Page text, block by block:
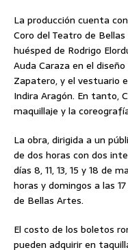
La producción cuenta
Coro del Teatro de
huésped de Rodrigo
Auda Caraza en el
Zapatero, y el vestuario
Indira Aragón. En tanto,
maquillaje y la
La obra, dirigida a un
de dos horas con dos
días 8, 11, 13, 15 y 18 de
horas y domingos a las
de Bellas Artes.
El costo de los boletos
pueden adquirir en